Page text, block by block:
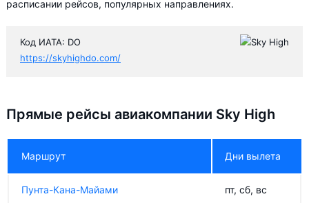
расписании рейсов, популярных направлениях.
Код ИАТА: DO
https://skyhighdo.com/
Прямые рейсы авиакомпании Sky High
Маршрут Дни вылета
Пунта-Кана-Майами пт, сб, вс